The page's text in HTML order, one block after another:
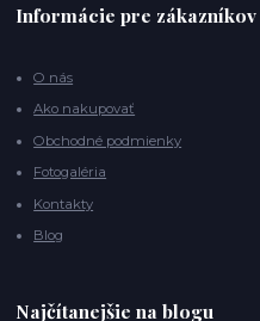
Informácie pre zákazníkov
O nás
Ako nakupovať
Obchodné podmienky
Fotogaléria
Kontakty
Blog
Najčítanejšie na blogu